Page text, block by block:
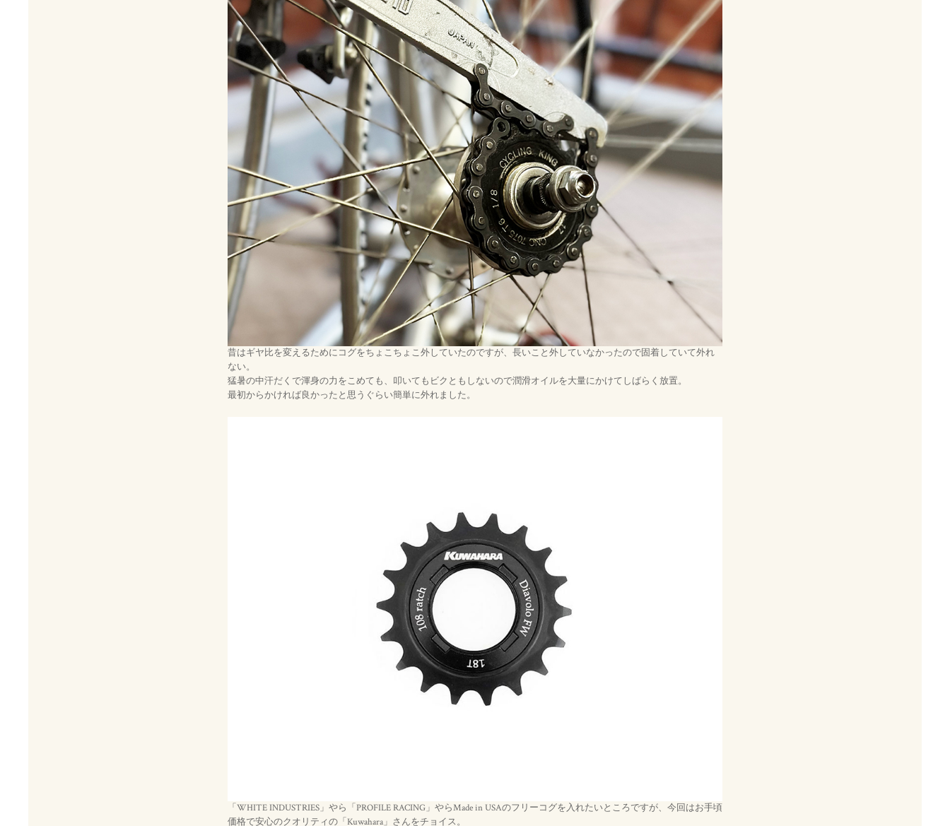
昔はギヤ比を変えるためにコグをちょこちょこ外していたのですが、長いこと外していなかったので固着していて外れ
ない。
猛暑の中汗だくで渾身の力をこめても、叩いてもビクともしないので潤滑オイルを大量にかけてしばらく放置。
最初からかければ良かったと思うぐらい簡単に外れました。
「WHITE INDUSTRIES」やら「PROFILE RACING」やらMade in USAのフリーコグを入れたいところですが、今回はお手頃
価格で安心のクオリティの「Kuwahara」さんをチョイス。